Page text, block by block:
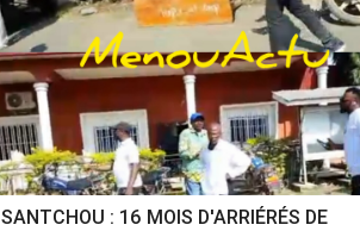
SANTCHOU : 16 MOIS D'ARRIÉRÉS DE